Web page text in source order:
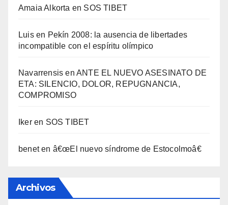
Amaia Alkorta en SOS TIBET
Luisen Pekí­n 2008: la ausencia de libertades
incompatible con el espí­ritu olí­mpico
Navarrensis enANTE EL NUEVO ASESINATO DE
ETA: SILENCIO, DOLOR, REPUGNANCIA,
COMPROMISO
Ikeren SOS TIBET
beneten â€œEl nuevo sí­ndrome de Estocolmoâ€
Archivos